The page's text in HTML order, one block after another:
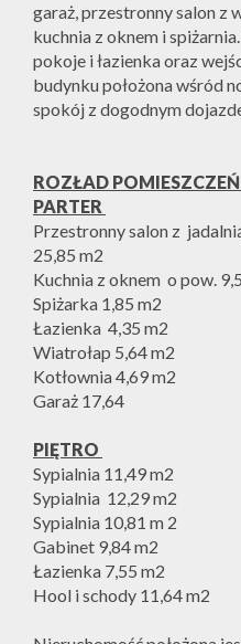
garaż, przestronny salon z
kuchnia z oknem i
pokoje i łazienka oraz
budynku położona wśród
spokój z dogodnym
ROZŁAD
PARTER
Przestronny salon z
25,85 m2
Kuchnia z oknem o pow.
Spiżarka 1,85 m2
Łazienka 4,35 m2
Wiatrołap 5,64 m2
Kotłownia 4,69 m2
Garaż 17,64
PIĘTRO
Sypialnia 11,49 m2
Sypialnia 12,29 m2
Sypialnia 10,81 m 2
Gabinet 9,84 m2
Łazienka 7,55 m2
Hool i schody 11,64 m2